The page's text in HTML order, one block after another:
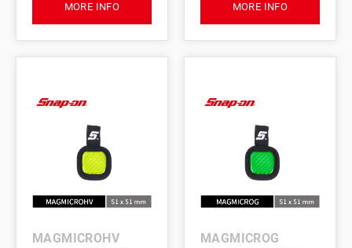
MORE INFO MORE INFO
MAGMICROHV MAGMICROG